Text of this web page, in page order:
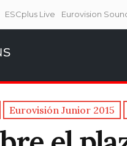
ESCplus Live Eurovision
Eurovisión Junior 2015